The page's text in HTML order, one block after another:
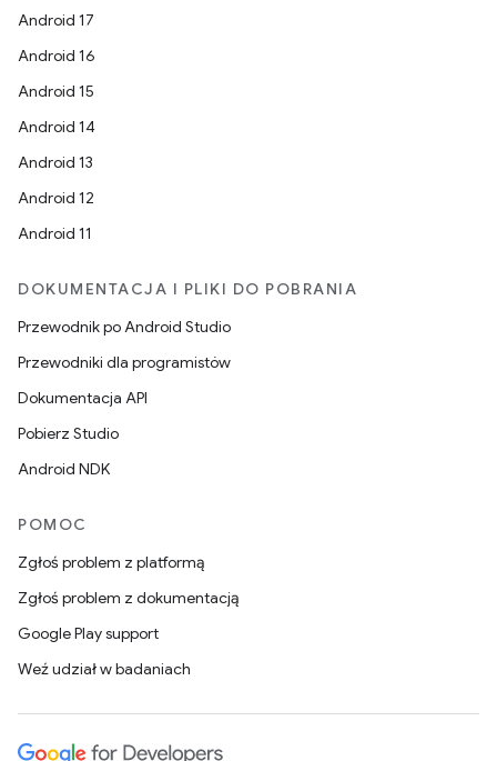
Android 17
Android 16
Android 15
Android 14
Android 13
Android 12
Android 11
DOKUMENTACJA I PLIKI DO POBRANIA
Przewodnik po Android Studio
Przewodniki dla programistów
Dokumentacja API
Pobierz Studio
Android NDK
POMOC
Zgłoś problem z platformą
Zgłoś problem z dokumentacją
Google Play support
Weź udział w badaniach